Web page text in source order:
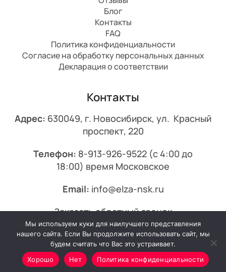
Блог
Контакты
FAQ
Политика конфиденциальности
Согласие на обработку персональных данных
Декларация о соответствии
Контакты
Адрес: 630049, г. Новосибирск, ул. Красный
проспект, 220
Телефон: 8-913-926-9522 (с 4:00 до
18:00) время Московское
Email: info@elza-nsk.ru
Заказать обратный звонок
© 2013-2026 Эльза.
Мы используем куки для наилучшего представления
нашего сайта. Если Вы продолжите использовать сайт, мы
будем считать что Вас это устраивает.
Хорошо
Нет Политика конфиденциальности
Минимальный заказ от 7000₽